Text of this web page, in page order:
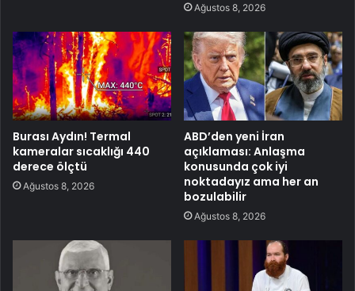
Ağustos 8, 2026
Burası Aydın! Termal
kameralar sıcaklığı 440
derece ölçtü
Ağustos 8, 2026
ABD’den yeni İran
açıklaması: Anlaşma
konusunda çok iyi
noktadayız ama her an
bozulabilir
Ağustos 8, 2026